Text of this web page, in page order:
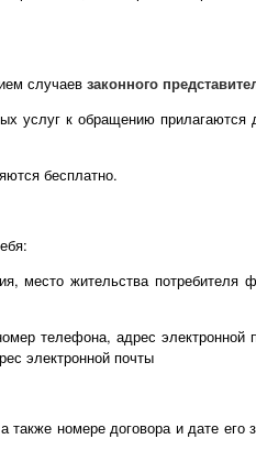
случаев законного
услуг к обращению прилагаются
бесплатно.
место жительства потребителя
телефона, адрес электронной
электронной почты
также номере договора и дате его